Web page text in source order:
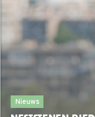
Nieuws